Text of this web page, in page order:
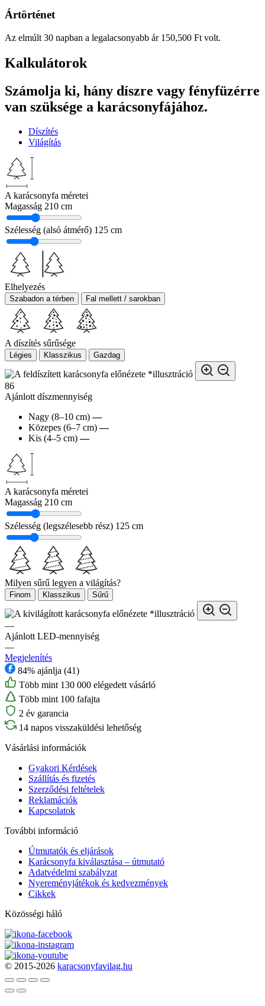
Ártörténet
Az elmúlt 30 napban a legalacsonyabb ár 150,500 Ft volt.
Kalkulátorok
Számolja ki, hány díszre vagy fényfüzérre
van szüksége a karácsonyfájához.
Díszítés
Világítás
A karácsonyfa méretei
Magasság 210 cm
Szélesség (alsó átmérő) 125 cm
Elhelyezés
Szabadon a térben Fal mellett / sarokban
A díszítés sűrűsége
Légies Klasszikus Gazdag
*illusztráció
86
Ajánlott díszmennyiség
Nagy (8–10 cm) —
Közepes (6–7 cm) —
Kis (4–5 cm) —
A karácsonyfa méretei
Magasság 210 cm
Szélesség (legszélesebb rész) 125 cm
Milyen sűrű legyen a világítás?
Finom Klasszikus Sűrű
*illusztráció
—
Ajánlott LED-mennyiség
—
Megjelenítés
84% ajánlja (41)
Több mint 130 000 elégedett vásárló
Több mint 100 fafajta
2 év garancia
14 napos visszaküldési lehetőség
Vásárlási információk
Gyakori Kérdések
Szállítás és fizetés
Szerződési feltételek
Reklamációk
Kapcsolatok
További információ
Útmutatók és eljárások
Karácsonyfa kiválasztása – útmutató
Adatvédelmi szabályzat
Nyereményjátékok és kedvezmények
Cikkek
Közösségi háló
© 2015-2026 karacsonyfavilag.hu